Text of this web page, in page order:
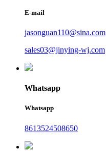
E-mail
jasonguan110@sina.com
sales03@jinying-wj.com
Whatsapp
Whatsapp
8613524508650